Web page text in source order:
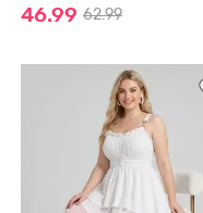
46.99 62.99